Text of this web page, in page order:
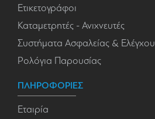
Ετικετογράφοι
Καταμετρητές - Ανιχνευτές
Συστήματα Ασφαλείας & Ελέγχου
Ρολόγια Παρουσίας
ΠΛΗΡΟΦΟΡΙΕΣ
Εταιρία